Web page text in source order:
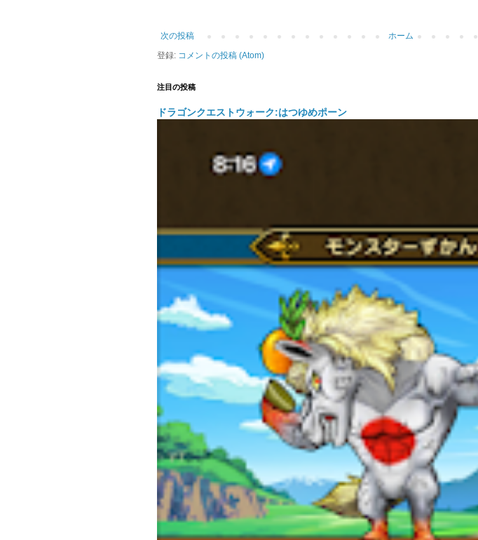
次の投稿
ホーム
登録: コメントの投稿 (Atom)
注目の投稿
ドラゴンクエストウォーク:はつゆめポーン